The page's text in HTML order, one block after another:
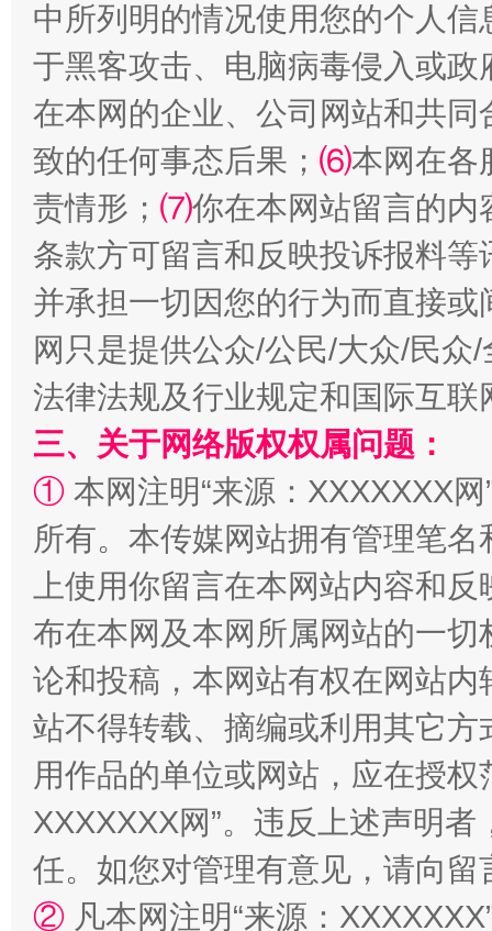
全民健身五年计划来了！等你上场
阿坝州三大球赛在茂县开幕
国家大学科技园优化重塑工作
中所列明的情况使用您的个人
于黑客攻击、电脑病毒侵入或
在本网的企业、公司网站和共
致的任何事态后果； ⑹本网在各
责情形； ⑺你在本网站留言的内
条款方可留言和反映投诉报料
并承担一切因您的行为而直接
网只是提供公众/公民/大众/民
法律法规及行业规定和国际互
三、关于网络版权权属问题：
① 本网注明“来源：XXXXXXX
所有。本传媒网站拥有管理笔
上使用你留言在本网站内容和
布在本网及本网所属网站的一
论和投稿，本网站有权在网站
站不得转载、摘编或利用其它
用作品的单位或网站，应在授
XXXXXXX网”。违反上述声明
任。如您对管理有意见，请向
② 凡本网注明“来源：